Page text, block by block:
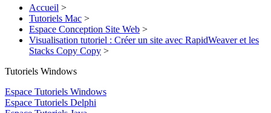
Accueil >
Tutoriels Mac >
Espace Conception Site Web >
Visualisation tutoriel : Créer un site avec RapidWeaver et les
Stacks Copy Copy >
Tutoriels Windows
Espace Tutoriels Windows
Espace Tutoriels Delphi